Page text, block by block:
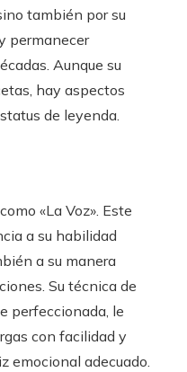
también por su
permanecer
Aunque su
hay aspectos
de leyenda.
«La Voz». Este
a su habilidad
a su manera
Su técnica de
perfeccionada, le
con facilidad y
emocional adecuado.